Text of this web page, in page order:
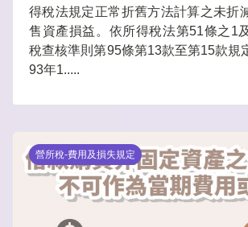
得稅法規定正常折舊方法計算之未折
售資產損益。依所得稅法第51條之1
稅查核準則第95條第13款至第15款規
93年1.....
營所稅-費用及損失規定